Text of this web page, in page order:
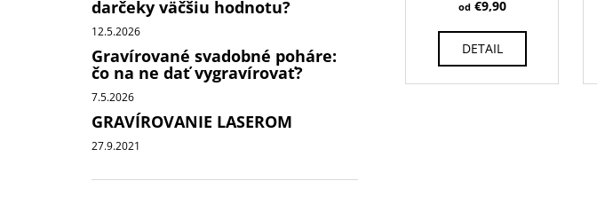
darčeky väčšiu hodnotu?
12.5.2026
Gravírované svadobné poháre:
čo na ne dať vygravírovať?
7.5.2026
GRAVÍROVANIE LASEROM
27.9.2021
gravírovaním
od€9,90
DETAIL